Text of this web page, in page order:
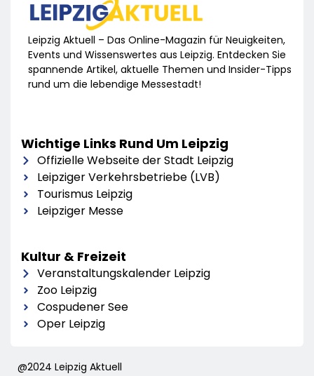
Leipzig Aktuell – Das Online-Magazin für Neuigkeiten,
Events und Wissenswertes aus Leipzig. Entdecken Sie
spannende Artikel, aktuelle Themen und Insider-Tipps
rund um die lebendige Messestadt!
Wichtige Links Rund Um Leipzig
Offizielle Webseite der Stadt Leipzig
Leipziger Verkehrsbetriebe (LVB)
Tourismus Leipzig
Leipziger Messe
Kultur & Freizeit
Veranstaltungskalender Leipzig
Zoo Leipzig
Cospudener See
Oper Leipzig
@2024 Leipzig Aktuell